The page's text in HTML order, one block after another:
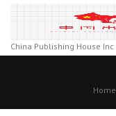
China Publishing House Inc
Home